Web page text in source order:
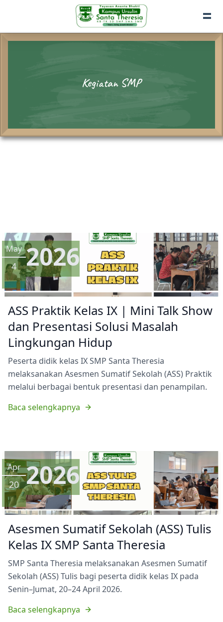
Kegiatan SMP
May
4 2026
ASS Praktik Kelas IX | Mini Talk Show
dan Presentasi Solusi Masalah
Lingkungan Hidup
Peserta didik kelas IX SMP Santa Theresia
melaksanakan Asesmen Sumatif Sekolah (ASS) Praktik
melalui berbagai bentuk presentasi dan penampilan.
Baca selengkapnya
Apr
20 2026
Asesmen Sumatif Sekolah (ASS) Tulis
Kelas IX SMP Santa Theresia
SMP Santa Theresia melaksanakan Asesmen Sumatif
Sekolah (ASS) Tulis bagi peserta didik kelas IX pada
Senin–Jumat, 20–24 April 2026.
Baca selengkapnya